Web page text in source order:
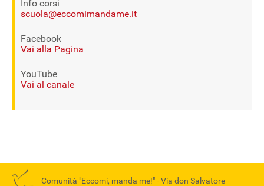
Info corsi
scuola@eccomimandame.it
Facebook
Vai alla Pagina
YouTube
Vai al canale
Comunità "Eccomi, manda me!" -Via don Salvatore